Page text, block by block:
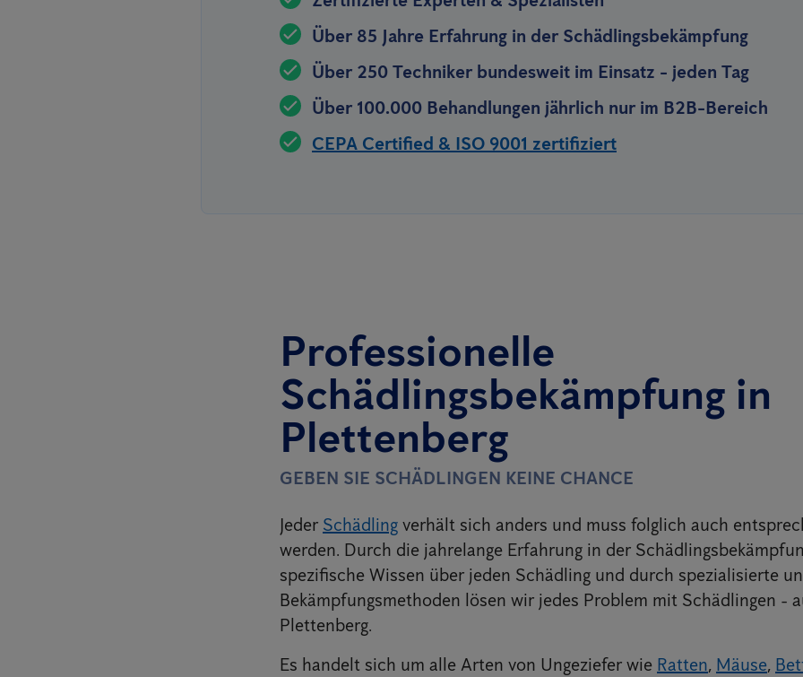
Über 85 Jahre Erfahrung in der Schädlingsbekämpfung
Über 250 Techniker bundesweit im Einsatz - jeden Tag
Über 100.000 Behandlungen jährlich nur im B2B-Bereich
CEPA Certified & ISO 9001 zertifiziert
Professionelle
Schädlingsbekämpfung in
Plettenberg
GEBEN SIE SCHÄDLINGEN KEINE CHANCE
Jeder Schädling verhält sich anders und muss folglich auch
werden. Durch die jahrelange Erfahrung in der
spezifische Wissen über jeden Schädling und durch spezialisierte
Bekämpfungsmethoden lösen wir jedes Problem mit Schädlingen -
Plettenberg.
Es handelt sich um alle Arten von Ungeziefer wie Ratten, Mäuse,